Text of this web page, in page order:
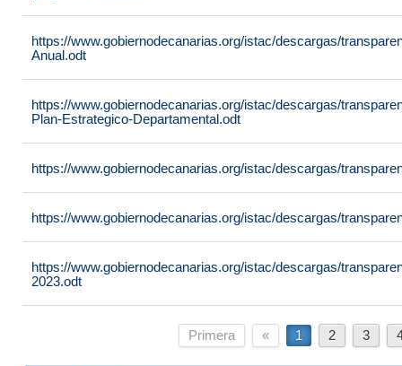
https://www.gobiernodecanarias.org/istac/descargas/
Anual.odt
https://www.gobiernodecanarias.org/istac/descargas/
Plan-Estrategico-Departamental.odt
https://www.gobiernodecanarias.org/istac/descargas/
https://www.gobiernodecanarias.org/istac/descargas/
https://www.gobiernodecanarias.org/istac/descargas/
2023.odt
Primera « 1 2 3